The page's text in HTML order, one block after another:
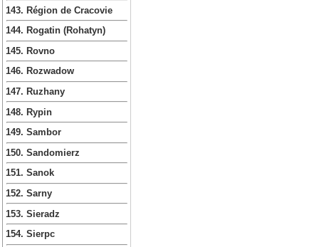
143. Région de Cracovie
144. Rogatin (Rohatyn)
145. Rovno
146. Rozwadow
147. Ruzhany
148. Rypin
149. Sambor
150. Sandomierz
151. Sanok
152. Sarny
153. Sieradz
154. Sierpc